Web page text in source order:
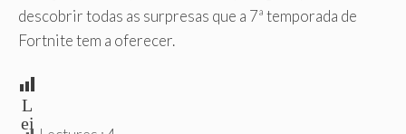
descobrir todas as surpresas que a 7ª temporada de
Fortnite tem a oferecer.
L
ei